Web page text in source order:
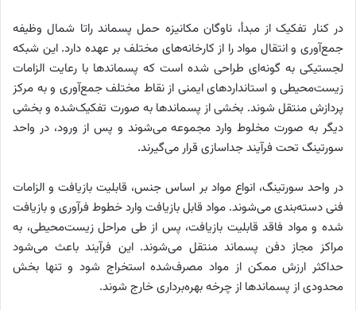
در کنار تفکیک از مبدأ، ناوگان مکانیزه حمل پسماند راتا شمال وظیفه
جمع‌آوری و انتقال مواد را از کارخانه‌های مختلف بر عهده دارد. این شبکه
لجستیکی به گونه‌ای طراحی شده است که پسماندها با رعایت الزامات
زیست‌محیطی و استانداردهای ایمنی از نقاط مختلف جمع‌آوری و به مرکز
پردازش منتقل شوند. بخشی از پسماندها به صورت تفکیک‌شده و بخشی
دیگر به صورت مخلوط وارد مجموعه می‌شوند و پس از ورود، در واحد
سورتینگ تحت فرآیند جداسازی قرار می‌گیرند.
در واحد سورتینگ، انواع مواد بر اساس جنس، قابلیت بازیافت و الزامات
فنی دسته‌بندی می‌شوند. مواد قابل بازیافت وارد خطوط فرآوری و بازیافت
شده و مواد فاقد قابلیت بازیافت، پس از طی مراحل زیست‌محیطی، به
مراکز مجاز دفن پسماند منتقل می‌شوند. این فرآیند باعث می‌شود
حداکثر ارزش ممکن از مواد مصرف‌شده استخراج شود و تنها بخش
محدودی از پسماندها از چرخه بهره‌برداری خارج شوند.